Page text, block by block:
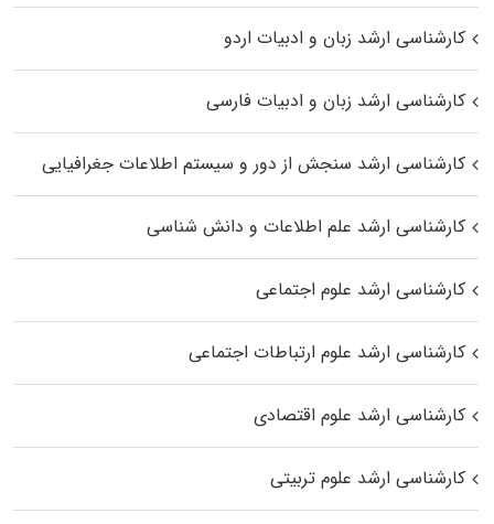
کارشناسی ارشد زبان و ادبیات اردو
کارشناسی ارشد زبان و ادبیات فارسی
کارشناسی ارشد سنجش از دور و سیستم اطلاعات جغرافیایی
کارشناسی ارشد علم اطلاعات و دانش شناسی
کارشناسی ارشد علوم اجتماعی
کارشناسی ارشد علوم ارتباطات اجتماعی
کارشناسی ارشد علوم اقتصادی
کارشناسی ارشد علوم تربیتی